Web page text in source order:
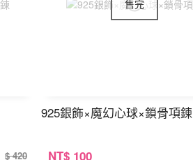
$ 420
925銀飾×魔幻心球×鎖骨項鍊
NT$ 100